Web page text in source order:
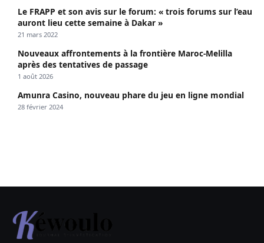
Le FRAPP et son avis sur le forum: « trois forums sur l’eau
auront lieu cette semaine à Dakar »
21 mars 2022
Nouveaux affrontements à la frontière Maroc-Melilla
après des tentatives de passage
1 août 2026
Amunra Casino, nouveau phare du jeu en ligne mondial
28 février 2024